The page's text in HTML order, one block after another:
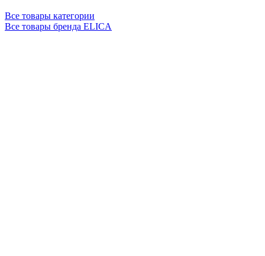
Все товары категории
Все товары бренда ELICA